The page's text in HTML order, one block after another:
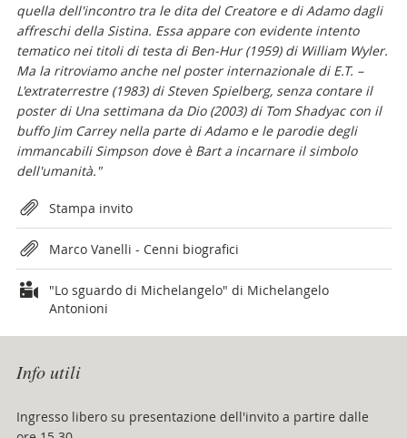
quella dell'incontro tra le dita del Creatore e di Adamo dagli
affreschi della Sistina. Essa appare con evidente intento
tematico nei titoli di testa di Ben-Hur (1959) di William Wyler.
Ma la ritroviamo anche nel poster internazionale di E.T. –
L'extraterrestre (1983) di Steven Spielberg, senza contare il
poster di Una settimana da Dio (2003) di Tom Shadyac con il
buffo Jim Carrey nella parte di Adamo e le parodie degli
immancabili Simpson dove è Bart a incarnare il simbolo
dell'umanità."
Attachments
Stampa invito
Marco Vanelli - Cenni biografici
"Lo sguardo di Michelangelo" di Michelangelo
Antonioni
Info utili
Ingresso libero su presentazione dell'invito a partire dalle